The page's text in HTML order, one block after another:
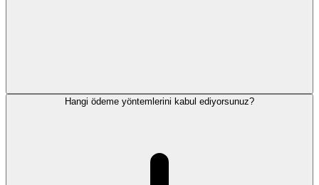
Hangi ödeme yöntemlerini kabul ediyorsunuz?